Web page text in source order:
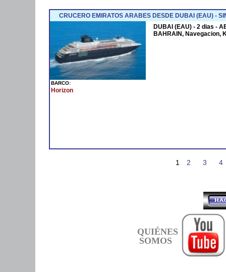
CRUCERO EMIRATOS ARABES DESDE DUBAI (EAU) -
BARCO:
Horizon
DUBAI (EAU) - 2 dias -
BAHRAIN, Navegacion,
1 2 3 4
QUIÉNES
SOMOS